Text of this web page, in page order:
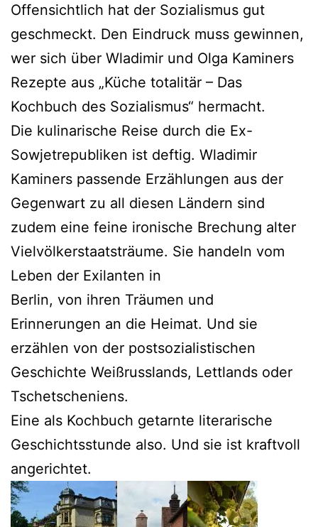
Offensichtlich hat der Sozialismus gut
geschmeckt. Den Eindruck muss gewinnen,
wer sich über Wladimir und Olga Kaminers
Rezepte aus „Küche totalitär – Das
Kochbuch des Sozialismus“ hermacht.
Die kulinarische Reise durch die Ex-
Sowjetrepubliken ist deftig. Wladimir
Kaminers passende Erzählungen aus der
Gegenwart zu all diesen Ländern sind
zudem eine feine ironische Brechung alter
Vielvölkerstaatsträume. Sie handeln vom
Leben der Exilanten in
Berlin, von ihren Träumen und
Erinnerungen an die Heimat. Und sie
erzählen von der postsozialistischen
Geschichte Weißrusslands, Lettlands oder
Tschetscheniens.
Eine als Kochbuch getarnte literarische
Geschichtsstunde also. Und sie ist kraftvoll
angerichtet.